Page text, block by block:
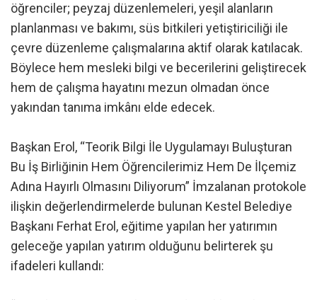
öğrenciler; peyzaj düzenlemeleri, yeşil alanların
planlanması ve bakımı, süs bitkileri yetiştiriciliği ile
çevre düzenleme çalışmalarına aktif olarak katılacak.
Böylece hem mesleki bilgi ve becerilerini geliştirecek
hem de çalışma hayatını mezun olmadan önce
yakından tanıma imkânı elde edecek.
Başkan Erol, “Teorik Bilgi İle Uygulamayı Buluşturan
Bu İş Birliğinin Hem Öğrencilerimiz Hem De İlçemiz
Adına Hayırlı Olmasını Diliyorum” İmzalanan protokole
ilişkin değerlendirmelerde bulunan Kestel Belediye
Başkanı Ferhat Erol, eğitime yapılan her yatırımın
geleceğe yapılan yatırım olduğunu belirterek şu
ifadeleri kullandı: